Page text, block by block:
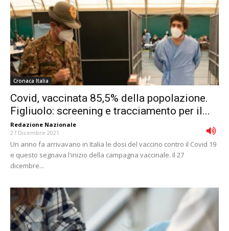
Cronaca Italia
Covid, vaccinata 85,5% della popolazione.
Figliuolo: screening e tracciamento per il...
Redazione Nazionale -
27 Dicembre 2021
Un anno fa arrivavano in Italia le dosi del vaccino contro il Covid 19
e questo segnava l'inizio della campagna vaccinale. Il 27
dicembre...